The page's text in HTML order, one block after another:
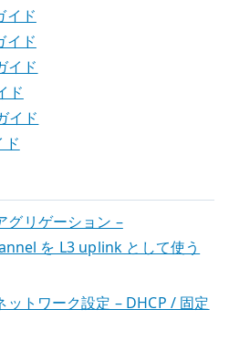
イド
イド
イド
ド
イド
グリゲーション –
を L3 uplink として使う
トワーク設定 – DHCP / 固定